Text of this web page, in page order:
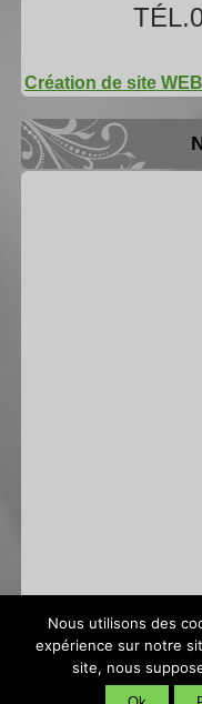
Création de site
Nous utilisons des
expérience sur notre
site, nous